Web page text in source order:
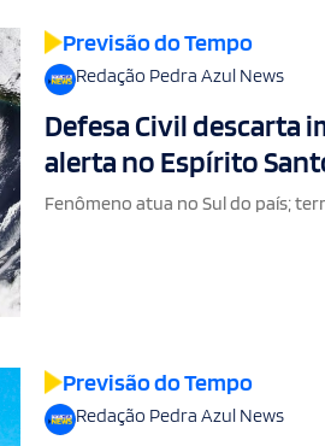
Previsão do Tempo
Redação Pedra Azul News
Defesa Civil descarta
alerta no Espírito
Fenômeno atua no Sul do país;
Previsão do Tempo
Redação Pedra Azul News